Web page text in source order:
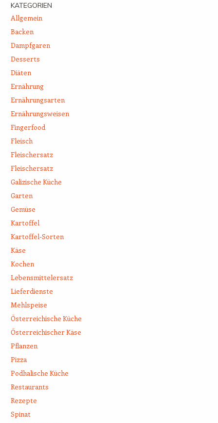
KATEGORIEN
Allgemein
Backen
Dampfgaren
Desserts
Diäten
Ernährung
Ernährungsarten
Ernährungsweisen
Fingerfood
Fleisch
Fleischersatz
Fleischersatz
Galizische Küche
Garten
Gemüse
Kartoffel
Kartoffel-Sorten
Käse
Kochen
Lebensmittelersatz
Lieferdienste
Mehlspeise
Österreichische Küche
Österreichischer Käse
Pflanzen
Pizza
Podhalische Küche
Restaurants
Rezepte
Spinat